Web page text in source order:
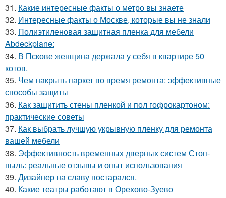
31. Какие интересные факты о метро вы знаете
32. Интересные факты о Москве, которые вы не знали
33. Полиэтиленовая защитная пленка для мебели
Abdeckplane:
34. В Пскове женщина держала у себя в квартире 50
котов.
35. Чем накрыть паркет во время ремонта: эффективные
способы защиты
36. Как защитить стены пленкой и пол гофрокартоном:
практические советы
37. Как выбрать лучшую укрывную пленку для ремонта
вашей мебели
38. Эффективность временных дверных систем Стоп-
пыль: реальные отзывы и опыт использования
39. Дизайнер на славу постарался.
40. Какие театры работают в Орехово-Зуево